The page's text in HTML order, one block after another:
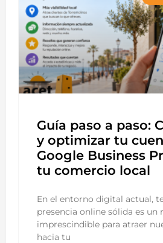
Guía paso a paso:
y optimizar tu
Google Business
tu comercio local
En el entorno digital actual,
presencia online sólida es un
imprescindible para atraer
hacia tu